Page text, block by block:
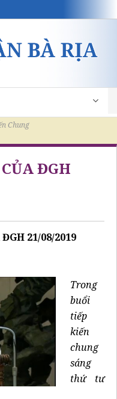
Chung
ĐGH
21/08/2019
Trong
buổi
tiếp
kiến
chung
sáng
thứ tư